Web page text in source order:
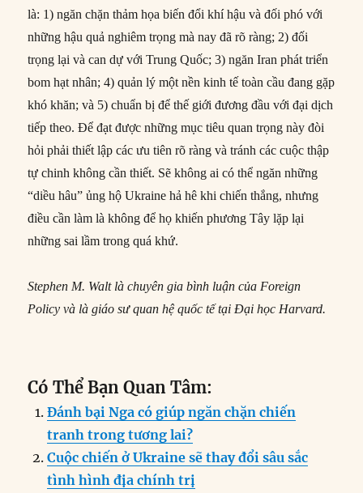
là: 1) ngăn chặn thảm họa biến đổi khí hậu và đối phó với
những hậu quả nghiêm trọng mà nay đã rõ ràng; 2) đối
trọng lại và can dự với Trung Quốc; 3) ngăn Iran phát triển
bom hạt nhân; 4) quản lý một nền kinh tế toàn cầu đang gặp
khó khăn; và 5) chuẩn bị để thế giới đương đầu với đại dịch
tiếp theo. Để đạt được những mục tiêu quan trọng này đòi
hỏi phải thiết lập các ưu tiên rõ ràng và tránh các cuộc thập
tự chinh không cần thiết. Sẽ không ai có thể ngăn những
“diều hâu” ủng hộ Ukraine hả hê khi chiến thắng, nhưng
điều cần làm là không để họ khiến phương Tây lặp lại
những sai lầm trong quá khứ.
Stephen M. Walt là chuyên gia bình luận của Foreign
Policy và là giáo sư quan hệ quốc tế tại Đại học Harvard.
Có Thể Bạn Quan Tâm:
Đánh bại Nga có giúp ngăn chặn chiến
tranh trong tương lai?
Cuộc chiến ở Ukraine sẽ thay đổi sâu sắc
tình hình địa chính trị